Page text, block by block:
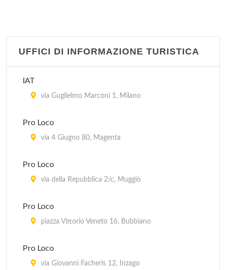
UFFICI DI INFORMAZIONE TURISTICA
IAT
via Guglielmo Marconi 1, Milano
Pro Loco
via 4 Giugno 80, Magenta
Pro Loco
via della Repubblica 2/c, Muggiò
Pro Loco
piazza Vittorio Veneto 16, Bubbiano
Pro Loco
via Giovanni Facheris 12, Inzago